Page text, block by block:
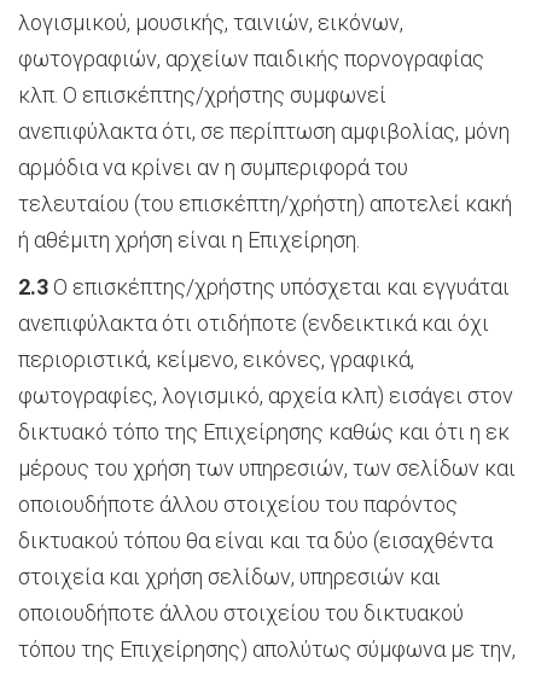
λογισμικού, μουσικής, ταινιών, εικόνων,
φωτογραφιών, αρχείων παιδικής πορνογραφίας
κλπ. Ο επισκέπτης/χρήστης συμφωνεί
ανεπιφύλακτα ότι, σε περίπτωση αμφιβολίας, μόνη
αρμόδια να κρίνει αν η συμπεριφορά του
τελευταίου (του επισκέπτη/χρήστη) αποτελεί κακή
ή αθέμιτη χρήση είναι η Επιχείρηση.
2.3 Ο επισκέπτης/χρήστης υπόσχεται και εγγυάται
ανεπιφύλακτα ότι οτιδήποτε (ενδεικτικά και όχι
περιοριστικά, κείμενο, εικόνες, γραφικά,
φωτογραφίες, λογισμικό, αρχεία κλπ) εισάγει στον
δικτυακό τόπο της Επιχείρησης καθώς και ότι η εκ
μέρους του χρήση των υπηρεσιών, των σελίδων και
οποιουδήποτε άλλου στοιχείου του παρόντος
δικτυακού τόπου θα είναι και τα δύο (εισαχθέντα
στοιχεία και χρήση σελίδων, υπηρεσιών και
οποιουδήποτε άλλου στοιχείου του δικτυακού
τόπου της Επιχείρησης) απολύτως σύμφωνα με την,